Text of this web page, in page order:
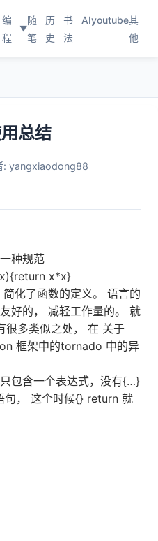
编
程
▼
随
笔
历
史
书
法
AIyoutube其
他
总结
: yangxiaodong88
种规范
x*x}
化了函数的定义。 语言的
好的， 减轻工作量的。 就
多类似之处， 在 关于
框架中的tornado 中的异
包含一个表达式，没有{…}
句， 这个时候{} return 就